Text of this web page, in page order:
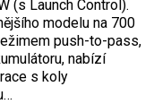
(s Launch Control).
modelu na 700
push-to-pass,
nabízí
s koly